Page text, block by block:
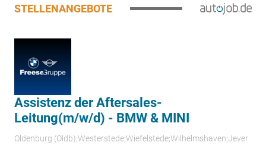
STELLENANGEBOTE
Assistenz der Aftersales-
Leitung(m/w/d) - BMW & MINI
Oldenburg (Oldb);Westerstede;Wiefelstede;Wilhelmshaven;Jever